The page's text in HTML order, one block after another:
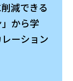
減できる
から学
ーション